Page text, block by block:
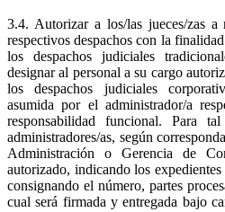
3.4. Autorizar a los/las jueces/zas a
respectivos despachos con la
los despachos judiciales
designar al personal a su cargo
los despachos judiciales
asumida por el administrador/a
responsabilidad funcional. Para
administradores/as, según
Administración o Gerencia de
autorizado, indicando los
consignando el número, partes
cual será firmada y entregada bajo